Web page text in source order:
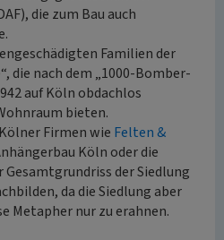
die zum Bau auch
Familien der
die nach dem „1000-Bomber-
auf Köln obdachlos
bieten.
Firmen wie Felten &
Köln oder die
Gesamtgrundriss der Siedlung
da die Siedlung aber
Metapher nur zu erahnen.